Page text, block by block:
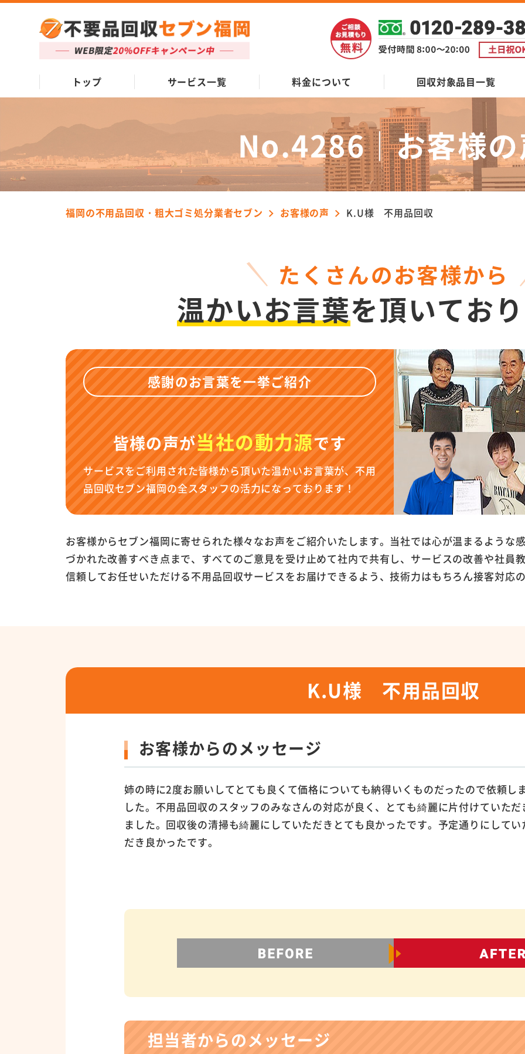
トップ サービス一覧 料金について 回収対象品目一覧
No.4286｜お客様
福岡の不用品回収・粗大ゴミ処分業者セブン お客様の声 K.U様 不用品回収
たくさんのお客様から
温かいお言葉を頂いてお
感謝のお言葉を一挙ご紹介
皆様の声が当社の動力源です
サービスをご利用された皆様から頂いた温かいお言葉が、不用
品回収セブン福岡の全スタッフの活力になっております！
お客様からセブン福岡に寄せられた様々なお声をご紹介いたします。当社では心が温まるような
づかれた改善すべき点まで、すべてのご意見を受け止めて社内で共有し、サービスの改善や社員
信頼してお任せいただける不用品回収サービスをお届けできるよう、技術力はもちろん接客対応
K.U様 不用品回収
お客様からのメッセージ
姉の時に2度お願いしてとても良くて価格についても納得いくものだったので依頼し
した。不用品回収のスタッフのみなさんの対応が良く、とても綺麗に片付けていただ
ました。回収後の清掃も綺麗にしていただきとても良かったです。予定通りにしてい
だき良かったです。
担当者からのメッセージ